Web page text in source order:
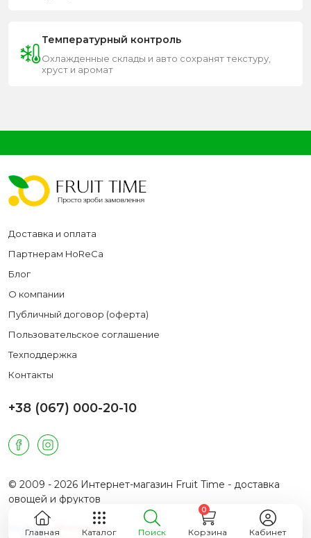
Температурный контроль
Охлажденные склады и авто сохранят текстуру,
хруст и аромат
Доставка и оплата
Партнерам HoReCa
Блог
О компании
Публичный договор (оферта)
Пользовательское соглашение
Техподдержка
Контакты
+38 (067) 000-20-10
© 2009 - 2026 Интернет-магазин Fruit Time - доставка
овощей и фруктов
Главная Каталог Поиск Корзина
0
Кабинет